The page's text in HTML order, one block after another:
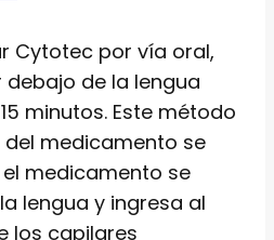
Cytotec por vía oral,
de la lengua
minutos. Este método
medicamento se
medicamento se
lengua y ingresa al
los capilares